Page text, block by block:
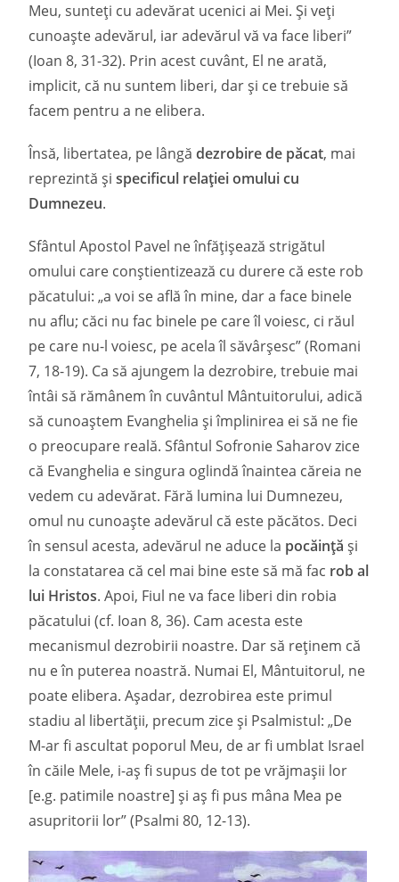
Meu, sunteți cu adevărat ucenici ai Mei. Și veți
cunoaște adevărul, iar adevărul vă va face liberi”
(Ioan 8, 31-32). Prin acest cuvânt, El ne arată,
implicit, că nu suntem liberi, dar și ce trebuie să
facem pentru a ne elibera.
Însă, libertatea, pe lângădezrobire de păcat, mai
reprezintă șispecificul relației omului cu
Dumnezeu.
Sfântul Apostol Pavel ne înfățișează strigătul
omului care conștientizează cu durere că este rob
păcatului: „a voi se află în mine, dar a face binele
nu aflu; căci nu fac binele pe care îl voiesc, ci răul
pe care nu-l voiesc, pe acela îl săvârșesc” (Romani
7, 18-19). Ca să ajungem la dezrobire, trebuie mai
întâi să rămânem în cuvântul Mântuitorului, adică
să cunoaștem Evanghelia și împlinirea ei să ne fie
o preocupare reală. Sfântul Sofronie Saharov zice
că Evanghelia e singura oglindă înaintea căreia ne
vedem cu adevărat. Fără lumina lui Dumnezeu,
omul nu cunoaște adevărul că este păcătos. Deci
în sensul acesta, adevărul ne aduce la pocăință și
la constatarea că cel mai bine este să mă fac rob al
lui Hristos. Apoi, Fiul ne va face liberi din robia
păcatului (cf. Ioan 8, 36). Cam acesta este
mecanismul dezrobirii noastre. Dar să reținem că
nu e în puterea noastră. Numai El, Mântuitorul, ne
poate elibera. Așadar, dezrobirea este primul
stadiu al libertății, precum zice și Psalmistul: „De
M-ar fi ascultat poporul Meu, de ar fi umblat Israel
în căile Mele, i-aș fi supus de tot pe vrăjmașii lor
[e.g. patimile noastre] și aș fi pus mâna Mea pe
asupritorii lor” (Psalmi 80, 12-13).